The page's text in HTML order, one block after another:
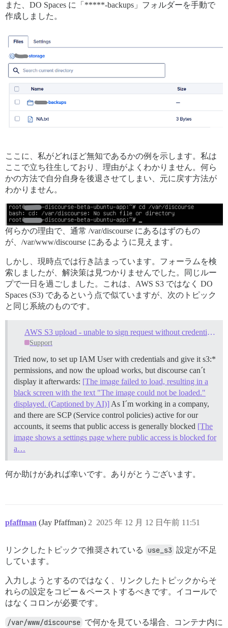
また、DO Spaces に「*****-backups」フォルダーを手動で
作成しました。
ここに、私がどれほど無知であるかの例を示します。私は
ここで立ち往生しており、理由がよくわかりません。何ら
かの方法で自分自身を後退させてしまい、元に戻す方法が
わかりません。
何らかの理由で、通常 /var/discourse にあるはずのもの
が、/var/www/discourse にあるように見えます。
しかし、現時点では行き詰まっています。フォーラムを検
索しましたが、解決策は見つかりませんでした。同じルー
プで一日を過ごしました。これは、AWS S3 ではなく DO
Spaces (S3) であるという点で似ていますが、次のトピック
と同じ系統のものです。
AWS S3 upload - unable to sign request without credentials set
Support
Tried now, to set up IAM User with credentials and give it s3:*
permissions, and now the upload works, but discourse can´t
display it afterwards: [The image failed to load, resulting in a
black screen with the text "The image could not be loaded."
displayed. (Captioned by AI)] As I´m working in a company,
and there are SCP (Service control policies) active for our
accounts, it seems that public access is generally blocked [The
image shows a settings page where public access is blocked for
a…
何か助けがあれば幸いです。ありがとうございます。
pfaffman (Jay Pfaffman) 2025 年 12 月 12 日午前 11:51
2
リンクしたトピックで推奨されている use_s3 設定が不足
しています。
入力しようとするのではなく、リンクしたトピックからそ
れらの設定をコピー＆ペーストするべきです。イコールで
はなくコロンが必要です。
/var/www/discourse で何かを見ている場合、コンテナ内に